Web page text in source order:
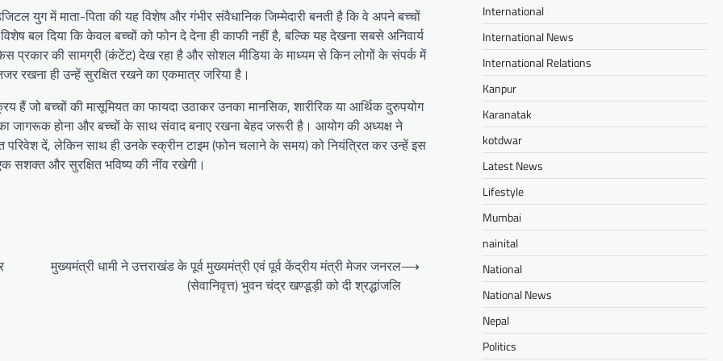
युग में माता-पिता की यह विशेष और गंभीर संवैधानिक जिम्मेदारी बनती है कि वे अपने बच्चों
बल दिया कि केवल बच्चों को फोन दे देना ही काफी नहीं है, बल्कि यह देखना सबसे अनिवार्य
प्रकार की सामग्री (कंटेंट) देख रहा है और सोशल मीडिया के माध्यम से किन लोगों के संपर्क में
रखना ही उन्हें सुरक्षित रखने का एकमात्र जरिया है।
जो बच्चों की मासूमियत का फायदा उठाकर उनका मानसिक, शारीरिक या आर्थिक दुरुपयोग
जागरूक होना और बच्चों के साथ संवाद बनाए रखना बेहद जरूरी है। आयोग की अध्यक्ष ने
दें, लेकिन साथ ही उनके स्क्रीन टाइम (फोन चलाने के समय) को नियंत्रित कर उन्हें इस
सशक्त और सुरक्षित भविष्य की नींव रखेगी।
मुख्यमंत्री धामी ने उत्तराखंड के पूर्व मुख्यमंत्री एवं पूर्व केंद्रीय मंत्री मेजर जनरल
(सेवानिवृत्त) भुवन चंद्र खण्डूड़ी को दी श्रद्धांजलि
⟶
International
International News
International Relations
Kanpur
Karanatak
kotdwar
Latest News
Lifestyle
Mumbai
nainital
National
National News
Nepal
Politics